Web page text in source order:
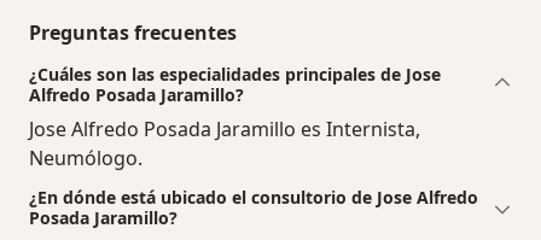
Preguntas frecuentes
¿Cuáles son las especialidades principales de Jose
Alfredo Posada Jaramillo?
Jose Alfredo Posada Jaramillo es Internista,
Neumólogo.
¿En dónde está ubicado el consultorio de Jose Alfredo
Posada Jaramillo?